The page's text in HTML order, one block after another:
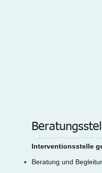
Interventionsstelle
Beratung und